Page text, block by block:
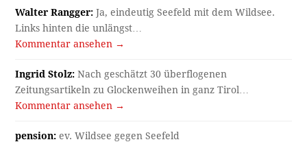
Walter Rangger: Ja, eindeutig Seefeld mit dem Wildsee.
Links hinten die unlängst…
Kommentar ansehen →
Ingrid Stolz: Nach geschätzt 30 überflogenen
Zeitungsartikeln zu Glockenweihen in ganz Tirol…
Kommentar ansehen →
pension: ev. Wildsee gegen Seefeld